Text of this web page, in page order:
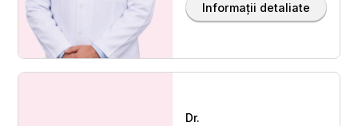
Informații detaliate
Dr.